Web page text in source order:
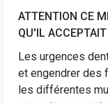
ATTENTION CE
QU'IL
Les urgences
et engendrer des
les différentes